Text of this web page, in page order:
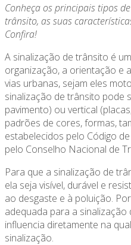
Conheça os principais tipos
trânsito, as suas
Confira!
A sinalização de trânsito é
organização, a orientação e
vias urbanas, sejam eles
sinalização de trânsito pode
pavimento) ou vertical
padrões de cores, formas,
estabelecidos pelo Código
pelo Conselho Nacional de
Para que a sinalização de
ela seja visível, durável e
ao desgaste e à poluição.
adequada para a
influencia diretamente na
sinalização.